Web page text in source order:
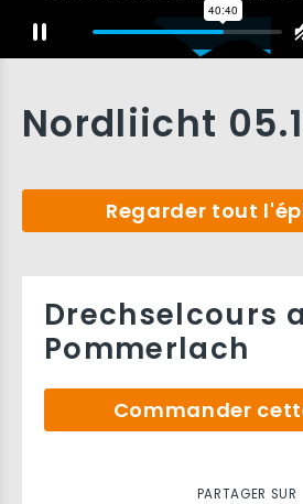
Nordliicht
Regarder tout
Drechselcours
Pommerlach
Commander
PARTAGER SUR